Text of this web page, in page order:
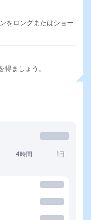
をロングまたはショー
得ましょう。
4時間 1日